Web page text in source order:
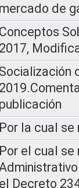
mercado de
Conceptos
2017,
Socialización
publicación
Por la cual se
Por el cual
el Decreto